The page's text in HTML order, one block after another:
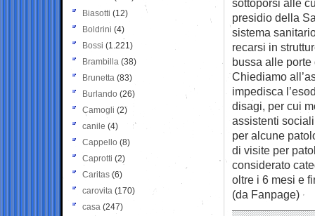
sottoporsi alle
presidio della
sistema
recarsi in
bussa alle
Chiediamo
impedisca
disagi, per cui
assistenti
per alcune
di visite per
considerato
oltre i 6 mesi e
(da Fanpage)
Biasotti (12)
Boldrini (4)
Bossi (1.221)
Brambilla (38)
Brunetta (83)
Burlando (26)
Camogli (2)
canile (4)
Cappello (8)
Caprotti (2)
Caritas (6)
carovita (170)
casa (247)